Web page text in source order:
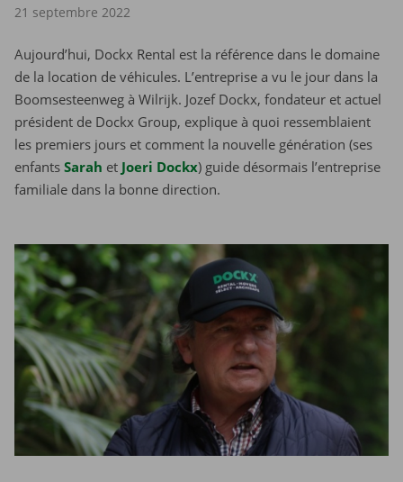
21 septembre 2022
Aujourd’hui, Dockx Rental est la référence dans le domaine
de la location de véhicules. L’entreprise a vu le jour dans la
Boomsesteenweg à Wilrijk. Jozef Dockx, fondateur et actuel
président de Dockx Group, explique à quoi ressemblaient
les premiers jours et comment la nouvelle génération (ses
enfants Sarah et Joeri Dockx) guide désormais l’entreprise
familiale dans la bonne direction.